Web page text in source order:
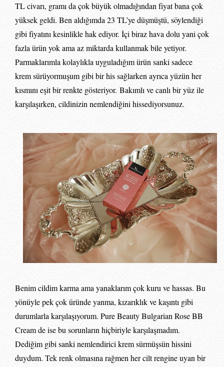
TL civarı, gramı da çok büyük olmadığından fiyat bana çok
yüksek geldi. Ben aldığımda 23 TL’ye düşmüştü, söylendiği
gibi fiyatını kesinlikle hak ediyor. İçi biraz hava dolu yani çok
fazla ürün yok ama az miktarda kullanmak bile yetiyor.
Parmaklarımla kolaylıkla uyguladığım ürün sanki sadece
krem sürüyormuşum gibi bir his sağlarken ayrıca yüzün her
kısmını eşit bir renkte gösteriyor. Bakımlı ve canlı bir yüz ile
karşılaşırken, cildinizin nemlendiğini hissediyorsunuz.
Benim cildim karma ama yanaklarım çok kuru ve hassas. Bu
yönüyle pek çok üründe yanma, kızarıklık ve kaşıntı gibi
durumlarla karşılaşıyorum. Pure Beauty Bulgarian Rose BB
Cream de ise bu sorunların hiçbiriyle karşılaşmadım.
Dediğim gibi sanki nemlendirici krem sürmüşsün hissini
duydum. Tek renk olmasına rağmen her cilt rengine uyan bir